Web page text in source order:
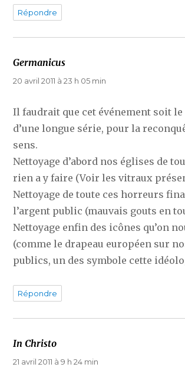
Répondre
Germanicus
20 avril 2011 à 23 h 05 min
Il faudrait que cet événement soit
d’une longue série, pour la
sens.
Nettoyage d’abord nos églises de
rien a y faire (Voir les vitraux
Nettoyage de toute ces horreurs
l’argent public (mauvais gouts en
Nettoyage enfin des icônes qu’on
(comme le drapeau européen sur
publics, un des symbole cette
Répondre
In Christo
21 avril 2011 à 9 h 24 min